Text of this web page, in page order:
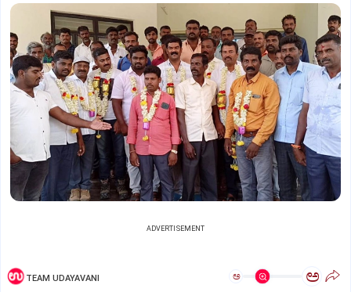
ADVERTISEMENT
TEAM UDAYAVANI ಅ ಅ